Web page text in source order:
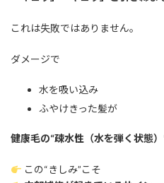
これは失敗ではありません。
ダメージで
水を吸い込み
ふやけきった髪が
健康毛の“疎水性（水を弾く状態
この“きしみ”こそ